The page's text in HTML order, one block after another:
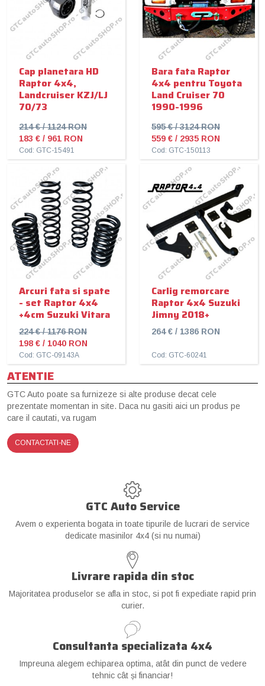
Cap planetara HD
Raptor 4x4,
Landcruiser KZJ/LJ
70/73
214 € / 1124 RON
183 € / 961 RON
Cod: GTC-15491
Bara fata Raptor
4x4 pentru Toyota
Land Cruiser 70
1990-1996
595 € / 3124 RON
559 € / 2935 RON
Cod: GTC-150113
Arcuri fata si spate
- set Raptor 4x4
+4cm Suzuki Vitara
224 € / 1176 RON
198 € / 1040 RON
Cod: GTC-09143A
Carlig remorcare
Raptor 4x4 Suzuki
Jimny 2018+
264 € / 1386 RON
Cod: GTC-60241
ATENTIE
GTC Auto poate sa furnizeze si alte produse decat cele
prezentate momentan in site. Daca nu gasiti aici un produs pe
care il cautati, va rugam
CONTACTATI-NE
GTC Auto Service
Avem o experienta bogata in toate tipurile de lucrari de service
dedicate masinilor 4x4 (si nu numai)
Livrare rapida din stoc
Majoritatea produselor se afla in stoc, si pot fi expediate rapid prin
curier.
Consultanta specializata 4x4
Impreuna alegem echiparea optima, atât din punct de vedere
tehnic cât și financiar!